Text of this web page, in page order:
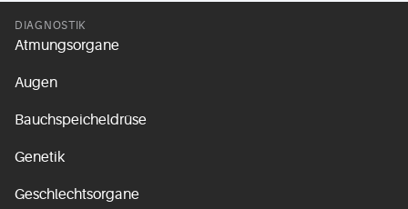
DIAGNOSTIK
Atmungsorgane
Augen
Bauchspeicheldrüse
Genetik
Geschlechtsorgane